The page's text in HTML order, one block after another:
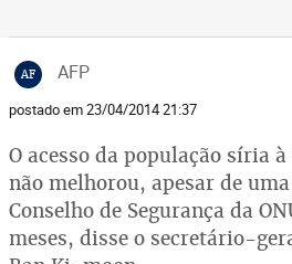
AF AFP
postado em 23/04/2014 21:37
O acesso da população síria
não melhorou, apesar de
Conselho de Segurança da
meses, disse o secretário-